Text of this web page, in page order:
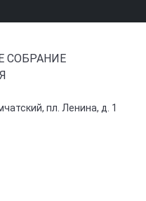
СОБРАНИЕ
пл. Ленина, д. 1